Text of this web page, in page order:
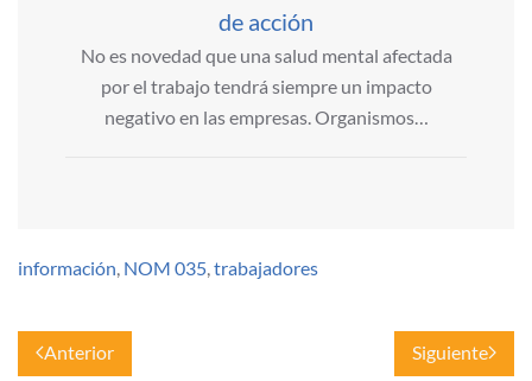
de acción
No es novedad que una salud mental afectada
por el trabajo tendrá siempre un impacto
negativo en las empresas. Organismos…
información NOM 035 trabajadores
Anterior Siguiente